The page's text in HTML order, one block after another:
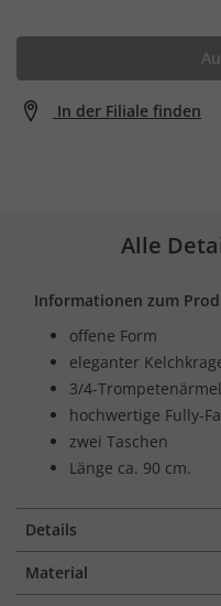
In der Filiale finden
Alle
Informationen zum
offene Form
eleganter
3/4-Trompetenärmel
hochwertige Fully-
zwei Taschen
Länge ca. 90 cm.
Details
Material